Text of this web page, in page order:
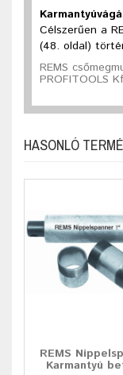
Célszerűen a
(48. oldal)
REMS
PROFITOOLS
HASONLÓ
REMS
Karmantyú